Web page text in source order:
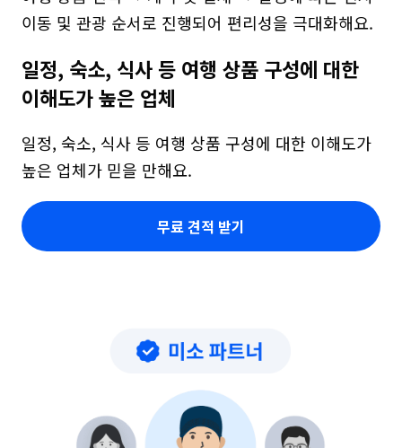
이동 및 관광 순서로 진행되어 편리성을 극대화해요.
일정, 숙소, 식사 등 여행 상품 구성에 대한
이해도가 높은 업체
일정, 숙소, 식사 등 여행 상품 구성에 대한 이해도가
높은 업체가 믿을 만해요.
무료 견적 받기